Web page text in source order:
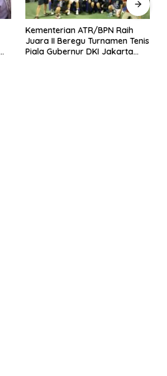
Kementerian ATR/BPN Raih
Juara II Beregu Turnamen Tenis
Piala Gubernur DKI Jakarta